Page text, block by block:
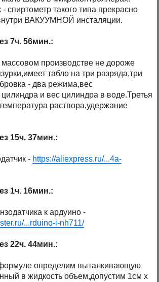
спиртометр такого типа прекрасно
ВАКУУМНОЙ инсталяции.
7ч. 56мин.:
производстве не дороже
табло на три разряда,три
- два режима,вес
и вес цилиндра в воде.Третья
раствора,удержание
15ч. 37мин.:
- https://aliexpress.ru/...4a-
1ч. 16мин.:
к ардуино -
...rduino-i-nh711/
22ч. 44мин.:
определим выталкивающую
в жидкость объем,допустим 1см х